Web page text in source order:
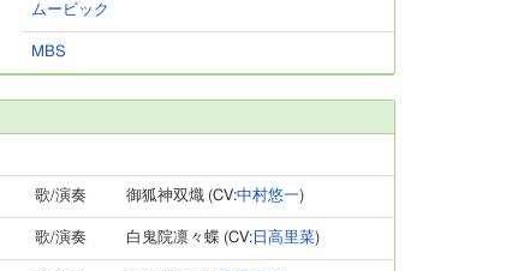
ムービック
MBS
歌/演奏 御狐神双熾 (CV:中村悠一)
歌/演奏 白鬼院凛々蝶 (CV: 日高里菜)